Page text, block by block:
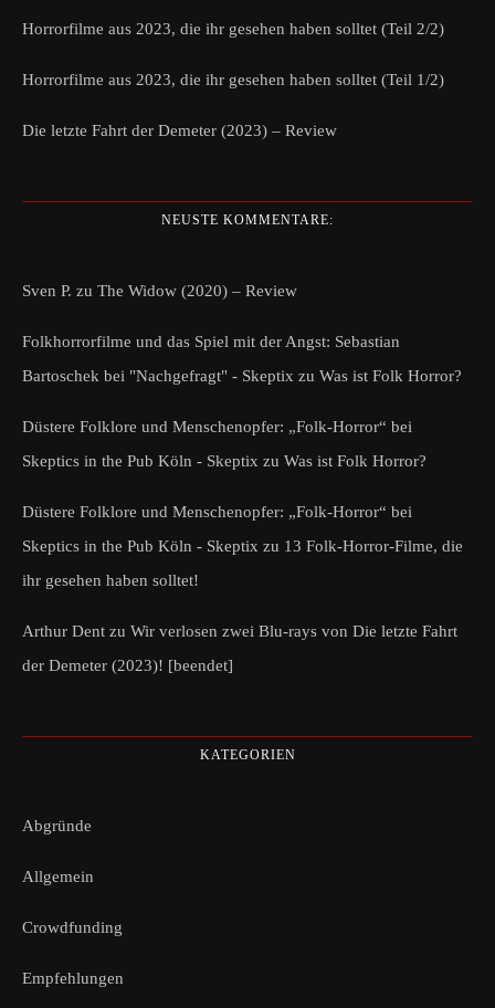
Horrorfilme aus 2023, die ihr gesehen haben solltet (Teil 2/2)
Horrorfilme aus 2023, die ihr gesehen haben solltet (Teil 1/2)
Die letzte Fahrt der Demeter (2023) – Review
NEUSTE KOMMENTARE:
Sven P. zu The Widow (2020) – Review
Folkhorrorfilme und das Spiel mit der Angst: Sebastian
Bartoschek bei "Nachgefragt" - Skeptix zu Was ist Folk Horror?
Düstere Folklore und Menschenopfer: „Folk-Horror“ bei
Skeptics in the Pub Köln - Skeptix zu Was ist Folk Horror?
Düstere Folklore und Menschenopfer: „Folk-Horror“ bei
Skeptics in the Pub Köln - Skeptix zu 13 Folk-Horror-Filme, die
ihr gesehen haben solltet!
Arthur Dent zu Wir verlosen zwei Blu-rays von Die letzte Fahrt
der Demeter (2023)! [beendet]
KATEGORIEN
Abgründe
Allgemein
Crowdfunding
Empfehlungen